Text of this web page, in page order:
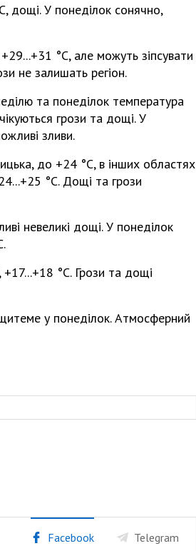
дощі. У понеділок сонячно,
°С, але можуть зіпсувати
не залишать регіон.
та понеділок температура
грози та дощі. У
зливи.
до +24 °С, в інших областях
°С. Дощі та грози
невеликі дощі. У понеділок
°С. Грози та дощі
у понеділок. Атмосферний
Facebook Telegram